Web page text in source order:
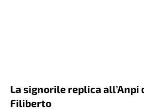
La signorile replica all’Anpi
Filiberto